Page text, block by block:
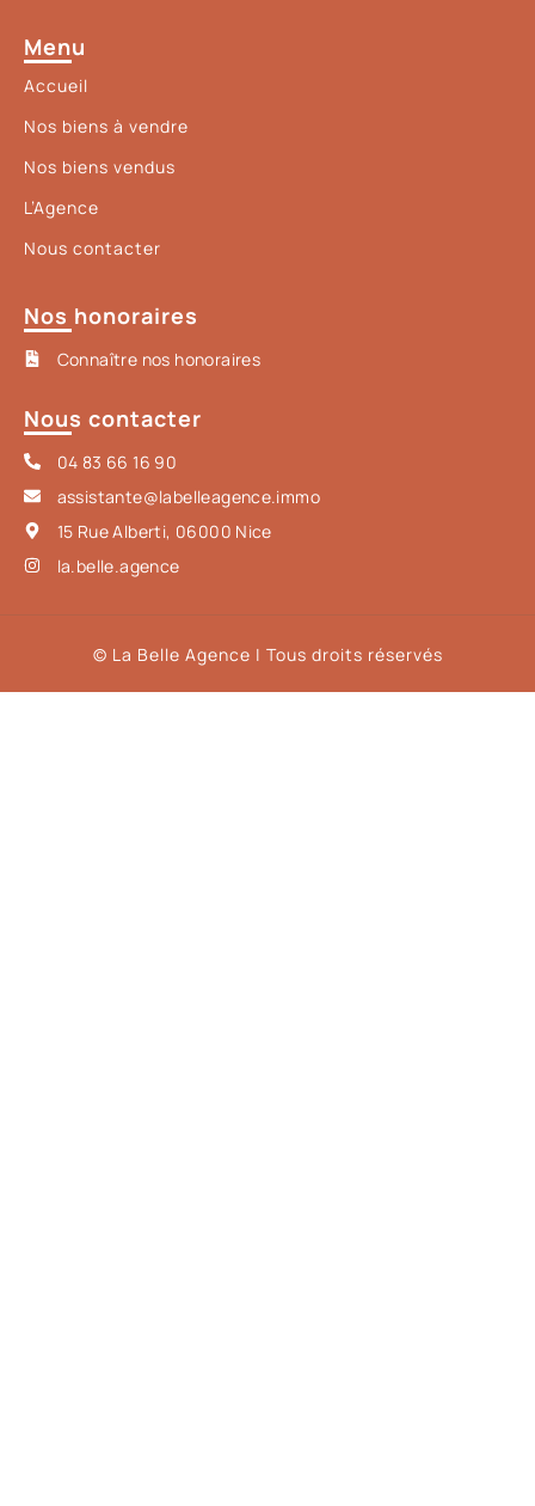
Menu
Accueil
Nos biens à vendre
Nos biens vendus
L’Agence
Nous contacter
Nos honoraires
Connaître nos honoraires
Nous contacter
04 83 66 16 90
assistante@labelleagence.immo
15 Rue Alberti, 06000 Nice
la.belle.agence
© La Belle Agence | Tous droits réservés